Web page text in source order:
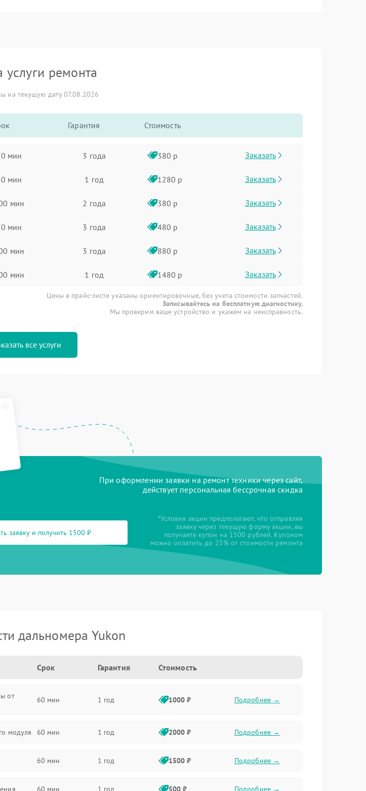
ремонта
на текущую дату 07.08.2026
Гарантия Стоимость
мин 3 года 380 р Заказать
мин 1 год 1280 р Заказать
мин 2 года 380 р Заказать
мин 3 года 480 р Заказать
мин 3 года 880 р Заказать
мин 1 год 1480 р Заказать
Цены в прайс-листе указаны ориентировочные, без учета стоимости запчастей.
Записывайтесь на бесплатную диагностику.
Мы проверим ваше устройство и укажем на неисправность.
все услуги
При оформлении заявки на ремонт техники через сайт,
действует персональная бессрочная скидка
заявку и получить 1500 ₽
*Условия акции предполагают, что отправляя
заявку через текущую форму акции, вы
получаете купон на 1500 рублей. Купоном
можно оплатить до 25% от стоимости ремонта
дальномера Yukon
Срок Гарантия Стоимость
от
60 мин 1 год 1000 ₽ Подробнее →
модуля 60 мин 1 год 2000 ₽ Подробнее →
60 мин 1 год 1500 ₽ Подробнее →
60 мин 1 год 500 ₽ Подробнее →